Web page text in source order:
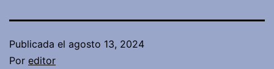
Publicada el agosto 13, 2024
Por editor